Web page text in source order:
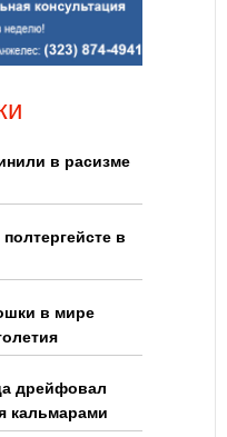
в расизме
в
в мире
дрейфовал
кальмарами